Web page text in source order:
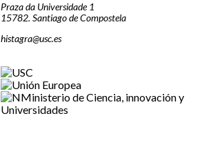
Praza da Universidade 1
15782. Santiago de Compostela
histagra@usc.es